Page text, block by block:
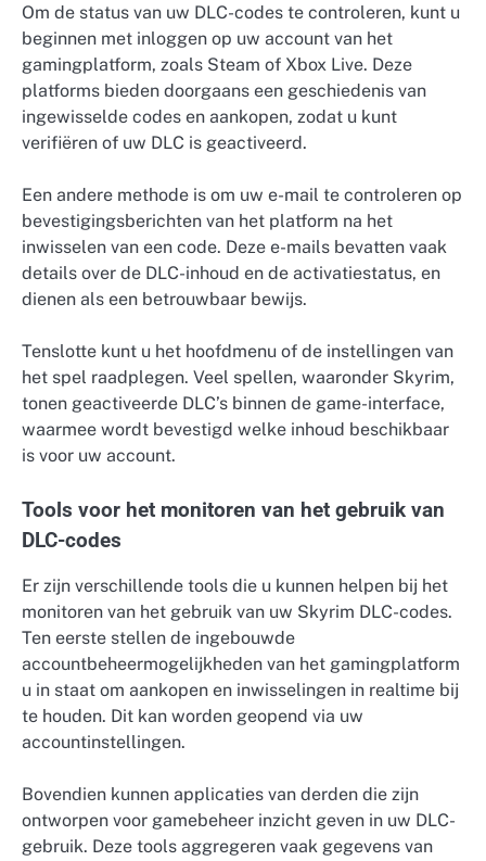
Om de status van uw DLC-codes te controleren, kunt u
beginnen met inloggen op uw account van het
gamingplatform, zoals Steam of Xbox Live. Deze
platforms bieden doorgaans een geschiedenis van
ingewisselde codes en aankopen, zodat u kunt
verifiëren of uw DLC is geactiveerd.
Een andere methode is om uw e-mail te controleren op
bevestigingsberichten van het platform na het
inwisselen van een code. Deze e-mails bevatten vaak
details over de DLC-inhoud en de activatiestatus, en
dienen als een betrouwbaar bewijs.
Tenslotte kunt u het hoofdmenu of de instellingen van
het spel raadplegen. Veel spellen, waaronder Skyrim,
tonen geactiveerde DLC’s binnen de game-interface,
waarmee wordt bevestigd welke inhoud beschikbaar
is voor uw account.
Tools voor het monitoren van het gebruik van
DLC-codes
Er zijn verschillende tools die u kunnen helpen bij het
monitoren van het gebruik van uw Skyrim DLC-codes.
Ten eerste stellen de ingebouwde
accountbeheermogelijkheden van het gamingplatform
u in staat om aankopen en inwisselingen in realtime bij
te houden. Dit kan worden geopend via uw
accountinstellingen.
Bovendien kunnen applicaties van derden die zijn
ontworpen voor gamebeheer inzicht geven in uw DLC-
gebruik. Deze tools aggregeren vaak gegevens van